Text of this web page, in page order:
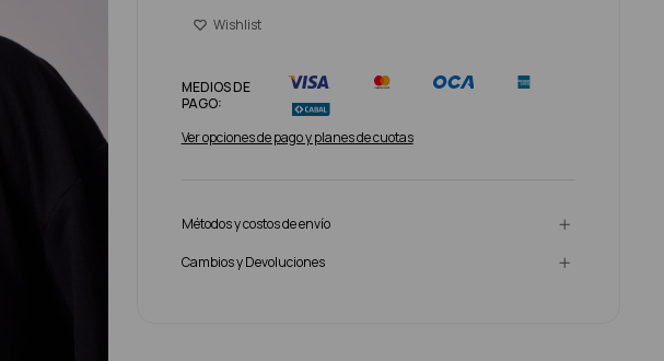
MEDIOS DE
PAGO:
Ver opciones de pago y planes de cuotas
Métodos y costos de envío
Cambios y Devoluciones